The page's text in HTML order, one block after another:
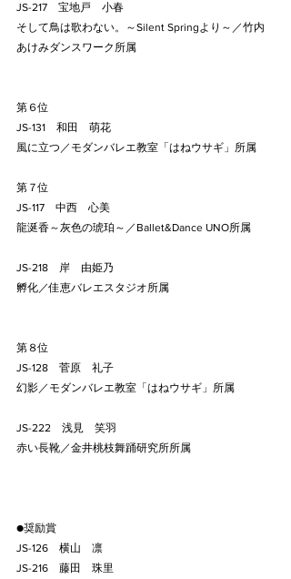
JS-217    宝地戸　小春
そして鳥は歌わない。～Silent Springより～／竹内
あけみダンスワーク所属
第６位
JS-131    和田　萌花
風に立つ／モダンバレエ教室「はねウサギ」所属
第７位
JS-117    中西　心美
龍涎香～灰色の琥珀～／Ballet&Dance UNO所属
JS-218    岸　由姫乃
孵化／佳恵バレエスタジオ所属
第８位
JS-128    菅原　礼子
幻影／モダンバレエ教室「はねウサギ」所属
JS-222    浅見　笑羽
赤い長靴／金井桃枝舞踊研究所所属
●奨励賞
JS-126    横山　凛
JS-216    藤田　珠里